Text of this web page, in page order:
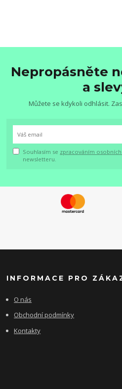
Nepropásněte
a
Můžete se kdykoli odhlásit.
Souhlasím se zpracováním
newsletteru.
INFORMACE PRO
O nás
Obchodní podmínky
Kontakty